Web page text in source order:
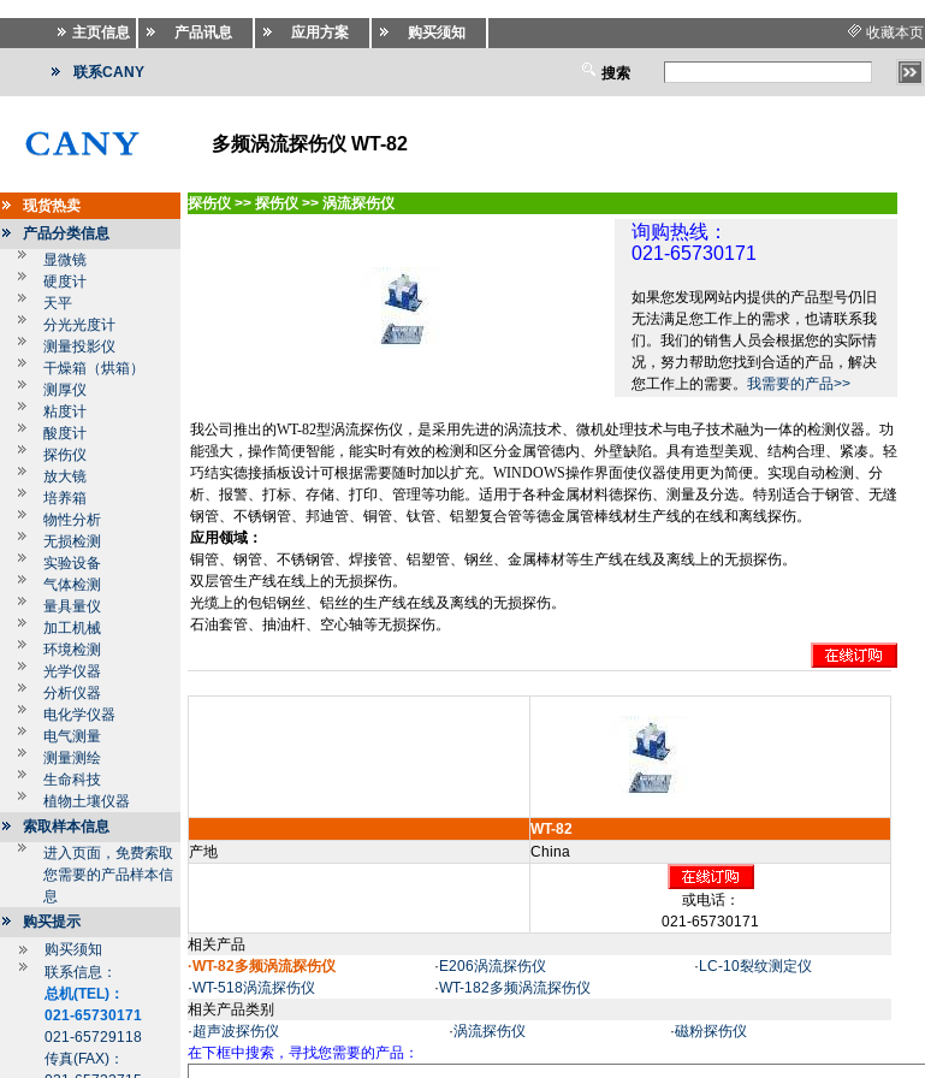
主页信息 产品讯息 应用方案 购买须知 收藏本页
联系CANY 搜索
多频涡流探伤仪 WT-82
现货热卖
产品分类信息
显微镜
硬度计
天平
分光光度计
测量投影仪
干燥箱（烘箱）
测厚仪
粘度计
酸度计
探伤仪
放大镜
培养箱
物性分析
无损检测
实验设备
气体检测
量具量仪
加工机械
环境检测
光学仪器
分析仪器
电化学仪器
电气测量
测量测绘
生命科技
植物土壤仪器
索取样本信息
进入页面，免费索取
您需要的产品样本信
息
购买提示
购买须知
联系信息：
总机(TEL)：
021-65730171
021-65729118
传真(FAX)：
探伤仪 >> 探伤仪 >> 涡流探伤仪
询购热线：
021-65730171
如果您发现网站内提供的产品型号仍旧
无法满足您工作上的需求，也请联系我
们。我们的销售人员会根据您的实际情
况，努力帮助您找到合适的产品，解决
您工作上的需要。 我需要的产品>>
我公司推出的WT-82型涡流探伤仪，是采用先进的涡流技术、微机处理技术与电子技术融为一体的检测仪器。功
能强大，操作简便智能，能实时有效的检测和区分金属管德内、外壁缺陷。具有造型美观、结构合理、紧凑。轻
巧结实德接插板设计可根据需要随时加以扩充。WINDOWS操作界面使仪器使用更为简便。实现自动检测、分
析、报警、打标、存储、打印、管理等功能。适用于各种金属材料德探伤、测量及分选。特别适合于钢管、无缝
钢管、不锈钢管、邦迪管、铜管、钛管、铝塑复合管等德金属管棒线材生产线的在线和离线探伤。
应用领域：
铜管、钢管、不锈钢管、焊接管、铝塑管、钢丝、金属棒材等生产线在线及离线上的无损探伤。
双层管生产线在线上的无损探伤。
光缆上的包铝钢丝、铝丝的生产线在线及离线的无损探伤。
石油套管、抽油杆、空心轴等无损探伤。
WT-82
产地
China
或电话：
021-65730171
相关产品
·WT-82多频涡流探伤仪
· E206涡流探伤仪 · LC-10裂纹测定仪
·WT-518涡流探伤仪 ·WT-182多频涡流探伤仪
相关产品类别
·超声波探伤仪 ·涡流探伤仪 ·磁粉探伤仪
在下框中搜索，寻找您需要的产品：